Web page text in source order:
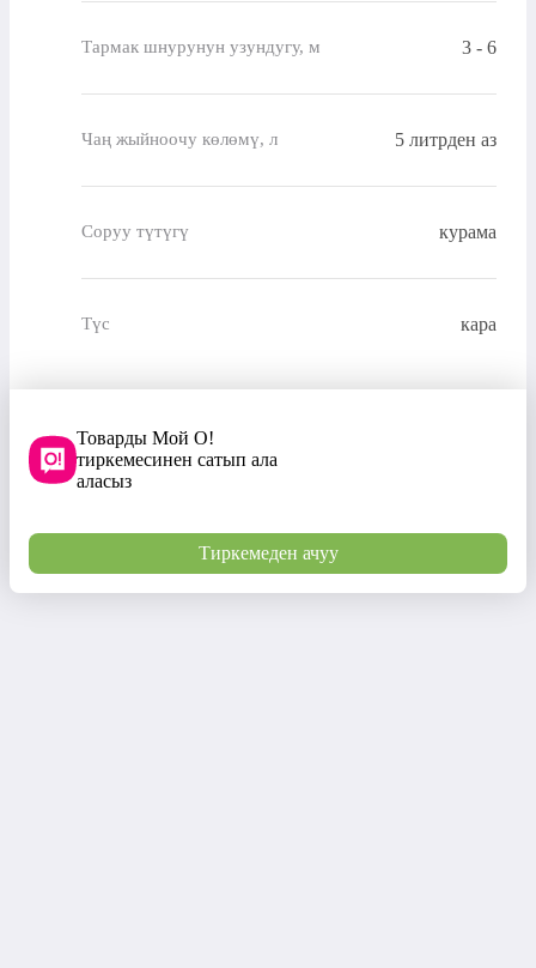
Тармак шнурунун узундугу, м 3 - 6
Чаң жыйноочу көлөмү, л 5 литрден аз
Соруу түтүгү курама
Түс кара
Товарды Мой О!
тиркемесинен сатып ала
аласыз
Тиркемеден ачуу